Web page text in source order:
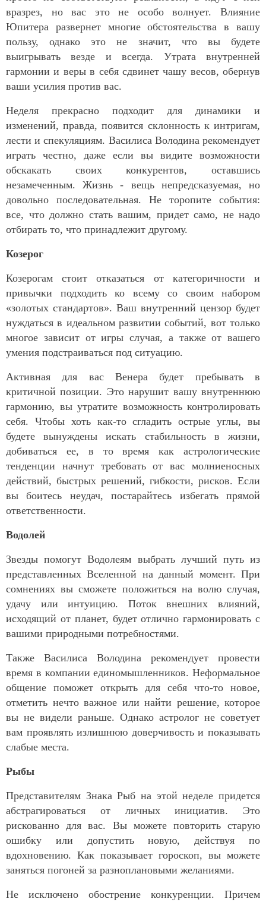
вразрез, но вас это не особо волнует. Влияние
Юпитера развернет многие обстоятельства в вашу
пользу, однако это не значит, что вы будете
выигрывать везде и всегда. Утрата внутренней
гармонии и веры в себя сдвинет чашу весов, обернув
ваши усилия против вас.
Неделя прекрасно подходит для динамики и
изменений, правда, появится склонность к интригам,
лести и спекуляциям. Василиса Володина рекомендует
играть честно, даже если вы видите возможности
обскакать своих конкурентов, оставшись
незамеченным. Жизнь - вещь непредсказуемая, но
довольно последовательная. Не торопите события:
все, что должно стать вашим, придет само, не надо
отбирать то, что принадлежит другому.
Козерог
Козерогам стоит отказаться от категоричности и
привычки подходить ко всему со своим набором
«золотых стандартов». Ваш внутренний цензор будет
нуждаться в идеальном развитии событий, вот только
многое зависит от игры случая, а также от вашего
умения подстраиваться под ситуацию.
Активная для вас Венера будет пребывать в
критичной позиции. Это нарушит вашу внутреннюю
гармонию, вы утратите возможность контролировать
себя. Чтобы хоть как-то сгладить острые углы, вы
будете вынуждены искать стабильность в жизни,
добиваться ее, в то время как астрологические
тенденции начнут требовать от вас молниеносных
действий, быстрых решений, гибкости, рисков. Если
вы боитесь неудач, постарайтесь избегать прямой
ответственности.
Водолей
Звезды помогут Водолеям выбрать лучший путь из
представленных Вселенной на данный момент. При
сомнениях вы сможете положиться на волю случая,
удачу или интуицию. Поток внешних влияний,
исходящий от планет, будет отлично гармонировать с
вашими природными потребностями.
Также Василиса Володина рекомендует провести
время в компании единомышленников. Неформальное
общение поможет открыть для себя что-то новое,
отметить нечто важное или найти решение, которое
вы не видели раньше. Однако астролог не советует
вам проявлять излишнюю доверчивость и показывать
слабые места.
Рыбы
Представителям Знака Рыб на этой неделе придется
абстрагироваться от личных инициатив. Это
рискованно для вас. Вы можете повторить старую
ошибку или допустить новую, действуя по
вдохновению. Как показывает гороскоп, вы можете
заняться погоней за разноплановыми желаниями.
Не исключено обострение конкуренции. Причем